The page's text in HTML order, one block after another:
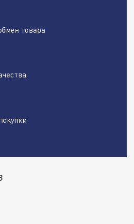
товара